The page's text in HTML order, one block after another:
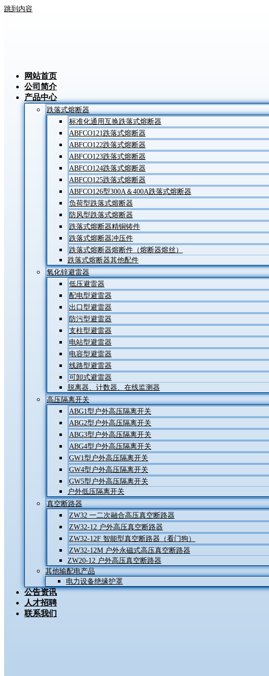
跳到内容
网站首页
公司简介
产品中心
跌落式熔断器
标准化通用互换跌落式熔断器
ABFCO121跌落式熔断器
ABFCO122跌落式熔断器
ABFCO123跌落式熔断器
ABFCO124跌落式熔断器
ABFCO125跌落式熔断器
ABFCO126型300A＆400A跌落式熔断器
负荷型跌落式熔断器
防风型跌落式熔断器
跌落式熔断器精铜铸件
跌落式熔断器冲压件
跌落式熔断器熔断件（熔断器熔丝）
跌落式熔断器其他配件
氧化锌避雷器
低压避雷器
配电型避雷器
出口型避雷器
防污型避雷器
支柱型避雷器
电站型避雷器
电容型避雷器
线路型避雷器
可卸式避雷器
脱离器、计数器、在线监测器
高压隔离开关
ABG1型户外高压隔离开关
ABG2型户外高压隔离开关
ABG3型户外高压隔离开关
ABG4型户外高压隔离开关
GW1型户外高压隔离开关
GW4型户外高压隔离开关
GW5型户外高压隔离开关
户外低压隔离开关
真空断路器
ZW32 一二次融合高压真空断路器
ZW32-12 户外高压真空断路器
ZW32-12F 智能型真空断路器（看门狗）
ZW32-12M 户外永磁式高压真空断路器
ZW20-12 户外高压真空断路器
其他输配电产品
电力设备绝缘护罩
公告资讯
人才招聘
联系我们